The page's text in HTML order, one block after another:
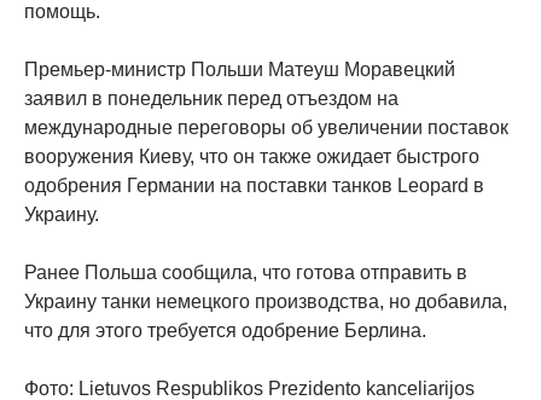
помощь.
Премьер-министр Польши Матеуш Моравецкий
заявил в понедельник перед отъездом на
международные переговоры об увеличении поставок
вооружения Киеву, что он также ожидает быстрого
одобрения Германии на поставки танков Leopard в
Украину.
Ранее Польша сообщила, что готова отправить в
Украину танки немецкого производства, но добавила,
что для этого требуется одобрение Берлина.
Фото: Lietuvos Respublikos Prezidento kanceliarijos